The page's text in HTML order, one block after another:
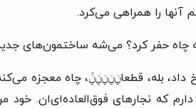
آنها را همراهی می‌کرد.
چاه حفر کرد؟ می‌شه ساختمون‌های
داد، بله، قطعاݧݧݧݧݧً، چاه معجزه
دارم که نجارهای فوق‌العاده‌ای‌ان.